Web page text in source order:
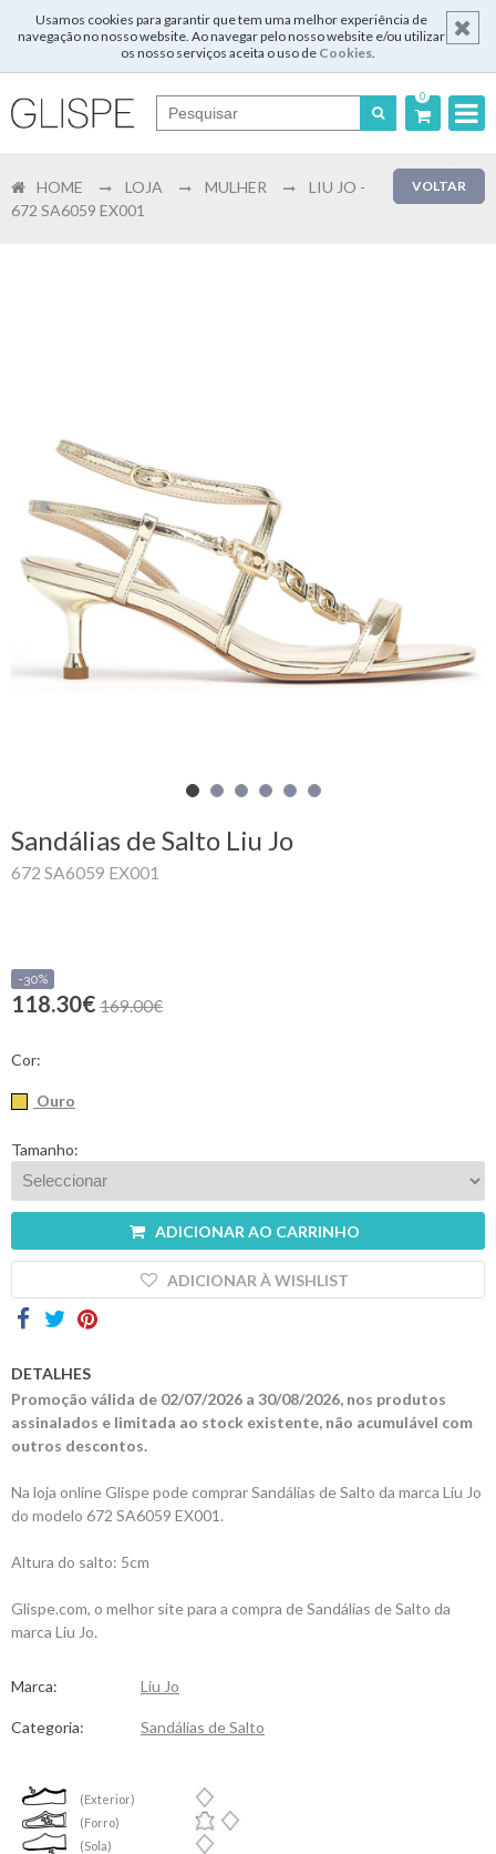
Usamos cookies para garantir que tem uma melhor experiência de
navegação no nosso website. Ao navegar pelo nosso website e/ou utilizar
os nosso serviços aceita o uso de Cookies.
0
English
Registar
Carrinho
compras
Glispe
Marcas
Outlet
VOLTAR
HOME LOJA MULHER
LIU JO -
672 SA6059 EX001
Sandálias de Salto Liu Jo
672 SA6059 EX001
-30%
118.30€ 169.00€
Cor:
Ouro
Tamanho:
ADICIONAR AO CARRINHO
ADICIONAR À WISHLIST
DETALHES
Promoção válida de 02/07/2026 a 30/08/2026, nos produtos
assinalados e limitada ao stock existente, não acumulável com
outros descontos.
Na loja online Glispe pode comprar Sandálias de Salto da marca Liu Jo
do modelo 672 SA6059 EX001.
Altura do salto: 5cm
Glispe.com, o melhor site para a compra de Sandálias de Salto da
marca Liu Jo.
Marca: Liu Jo
Categoria: Sandálias de Salto
(Exterior)
(Forro)
(Sola)